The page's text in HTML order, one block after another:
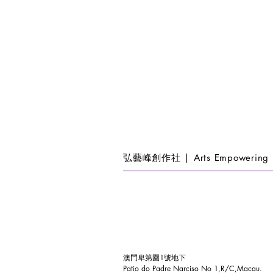
弘藝峰創作社 | Arts Empowering
澳門卑第圍1號地下
Patio do Padre Narciso No 1,R/C,Macau.